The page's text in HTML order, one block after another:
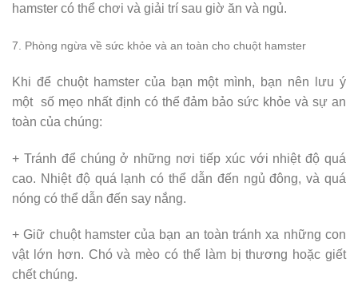
hamster có thể chơi và giải trí sau giờ ăn và ngủ.
7. Phòng ngừa về sức khỏe và an toàn cho chuột hamster
Khi để chuột hamster của bạn một mình, bạn nên lưu ý
một số mẹo nhất định có thể đảm bảo sức khỏe và sự an
toàn của chúng:
+ Tránh để chúng ở những nơi tiếp xúc với nhiệt độ quá
cao. Nhiệt độ quá lạnh có thể dẫn đến ngủ đông, và quá
nóng có thể dẫn đến say nắng.
+ Giữ chuột hamster của bạn an toàn tránh xa những con
vật lớn hơn. Chó và mèo có thể làm bị thương hoặc giết
chết chúng.